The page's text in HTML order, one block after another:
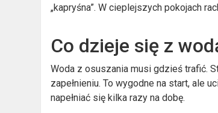
„kapryśna”. W cieplejszych pokojach
Co dzieje się z
Woda z osuszania musi gdzieś trafić.
zapełnieniu. To wygodne na start, ale
napełniać się kilka razy na dobę.